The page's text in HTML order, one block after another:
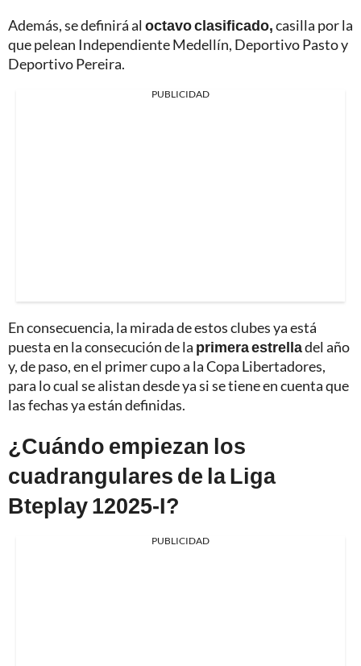
Además, se definirá al octavo clasificado,casilla por la
que pelean Independiente Medellín, Deportivo Pasto y
Deportivo Pereira.
PUBLICIDAD
En consecuencia, la mirada de estos clubes ya está
puesta en la consecución de la primera estrelladel año
y, de paso, en el primer cupo a la Copa Libertadores,
para lo cual se alistan desde ya si se tiene en cuenta que
las fechas ya están definidas.
¿Cuándo empiezan los
cuadrangulares de la Liga
Bteplay 12025-I?
PUBLICIDAD